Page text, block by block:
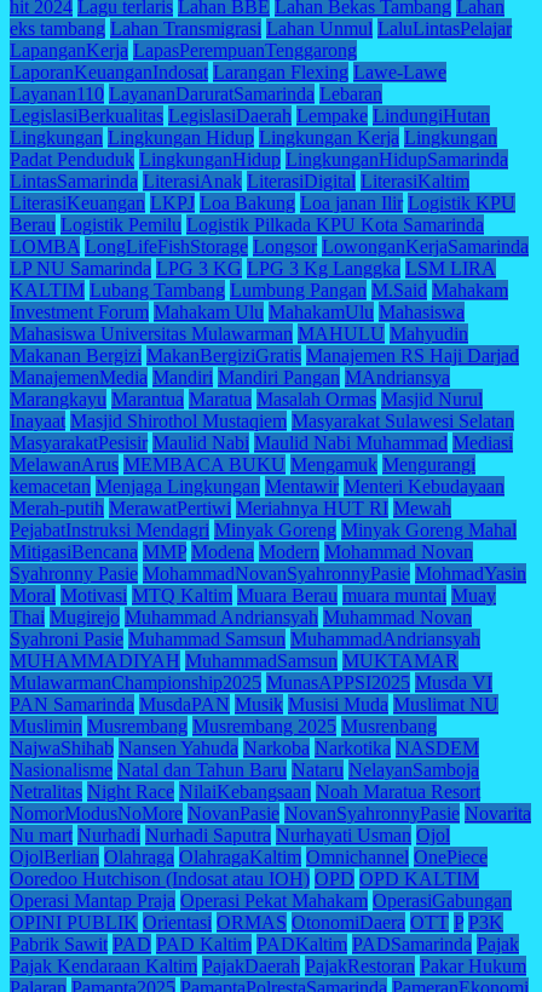
hit 2024 Lagu terlaris Lahan BBE Lahan Bekas Tambang Lahan
eks tambang Lahan Transmigrasi Lahan Unmul LaluLintasPelajar
LapanganKerja LapasPerempuanTenggarong
LaporanKeuanganIndosat Larangan Flexing Lawe-Lawe
Layanan110 LayananDaruratSamarinda Lebaran
LegislasiBerkualitas LegislasiDaerah Lempake LindungiHutan
Lingkungan Lingkungan Hidup Lingkungan Kerja Lingkungan
Padat Penduduk LingkunganHidup LingkunganHidupSamarinda
LintasSamarinda LiterasiAnak LiterasiDigital LiterasiKaltim
LiterasiKeuangan LKPJ Loa Bakung Loa janan Ilir Logistik KPU
Berau Logistik Pemilu Logistik Pilkada KPU Kota Samarinda
LOMBA LongLifeFishStorage Longsor LowonganKerjaSamarinda
LP NU Samarinda LPG 3 KG LPG 3 Kg Langgka LSM LIRA
KALTIM Lubang Tambang Lumbung Pangan M.Said Mahakam
Investment Forum Mahakam Ulu MahakamUlu Mahasiswa
Mahasiswa Universitas Mulawarman MAHULU Mahyudin
Makanan Bergizi MakanBergiziGratis Manajemen RS Haji Darjad
ManajemenMedia Mandiri Mandiri Pangan MAndriansya
Marangkayu Marantua Maratua Masalah Ormas Masjid Nurul
Inayaat Masjid Shirothol Mustaqiem Masyarakat Sulawesi Selatan
MasyarakatPesisir Maulid Nabi Maulid Nabi Muhammad Mediasi
MelawanArus MEMBACA BUKU Mengamuk Mengurangi
kemacetan Menjaga Lingkungan Mentawir Menteri Kebudayaan
Merah-putih MerawatPertiwi Meriahnya HUT RI Mewah
PejabatInstruksi Mendagri Minyak Goreng Minyak Goreng Mahal
MitigasiBencana MMP Modena Modern Mohammad Novan
Syahronny Pasie MohammadNovanSyahronnyPasie MohmadYasin
Moral Motivasi MTQ Kaltim Muara Berau muara muntai Muay
Thai Mugirejo Muhammad Andriansyah Muhammad Novan
Syahroni Pasie Muhammad Samsun MuhammadAndriansyah
MUHAMMADIYAH MuhammadSamsun MUKTAMAR
MulawarmanChampionship2025 MunasAPPSI2025 Musda VI
PAN Samarinda MusdaPAN Musik Musisi Muda Muslimat NU
Muslimin Musrembang Musrembang 2025 Musrenbang
NajwaShihab Nansen Yahuda Narkoba Narkotika NASDEM
Nasionalisme Natal dan Tahun Baru Nataru NelayanSamboja
Netralitas Night Race NilaiKebangsaan Noah Maratua Resort
NomorModusNoMore NovanPasie NovanSyahronnyPasie Novarita
Nu mart Nurhadi Nurhadi Saputra Nurhayati Usman Ojol
OjolBerlian Olahraga OlahragaKaltim Omnichannel OnePiece
Ooredoo Hutchison (Indosat atau IOH) OPD OPD KALTIM
Operasi Mantap Praja Operasi Pekat Mahakam OperasiGabungan
OPINI PUBLIK Orientasi ORMAS OtonomiDaera OTT P P3K
Pabrik Sawit PAD PAD Kaltim PADKaltim PADSamarinda Pajak
Pajak Kendaraan Kaltim PajakDaerah PajakRestoran Pakar Hukum
Palaran Pamapta2025 PamaptaPolrestaSamarinda PameranEkonomi